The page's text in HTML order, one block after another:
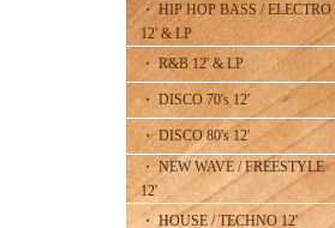
・ HIP HOP BASS / ELECTRO
12' & LP
・ R&B 12' & LP
・ DISCO 70's 12'
・ DISCO 80's 12'
・ NEW WAVE / FREESTYLE
12'
・ HOUSE / TECHNO 12'